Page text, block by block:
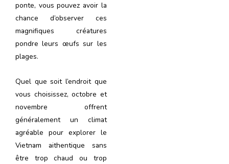
ponte, vous pouvez avoir la
chance d’observer ces
magnifiques créatures
pondre leurs œufs sur les
plages.
Quel que soit l’endroit que
vous choisissez, octobre et
novembre offrent
généralement un climat
agréable pour explorer le
Vietnam aithentique sans
être trop chaud ou trop